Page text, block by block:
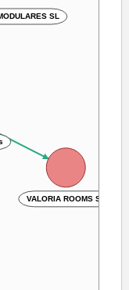
VALORIA ROOMS SL
SL